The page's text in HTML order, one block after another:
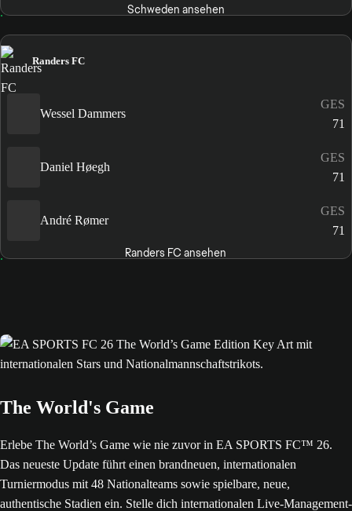
Schweden ansehen
Randers FC
Wessel Dammers
GES
71
Daniel Høegh
GES
71
André Rømer
GES
71
Randers FC ansehen
The World's Game
Erlebe The World’s Game wie nie zuvor in EA SPORTS FC™ 26.
Das neueste Update führt einen brandneuen, internationalen
Turniermodus mit 48 Nationalteams sowie spielbare, neue,
authentische Stadien ein. Stelle dich internationalen Live-Management-